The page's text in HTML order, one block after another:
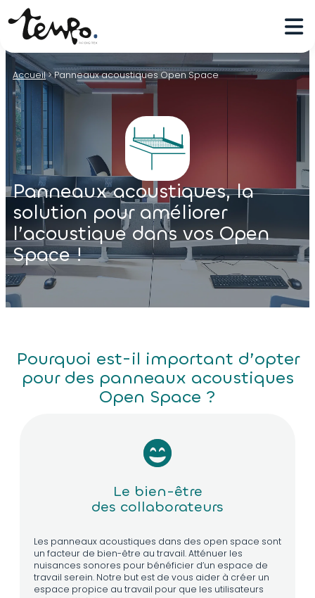
Accueil>Panneaux acoustiques Open Space
Panneaux acoustiques, la
solution pour améliorer
l’acoustique dans vos Open
Space !
Pourquoi est-il important d’opter
pour des panneaux acoustiques
Open Space ?
Le bien-être
des collaborateurs
Les panneaux acoustiques dans des open space sont
un facteur de bien-être au travail. Atténuer les
nuisances sonores pour bénéficier d’un espace de
travail serein. Notre but est de vous aider à créer un
espace propice au travail pour que les utilisateurs